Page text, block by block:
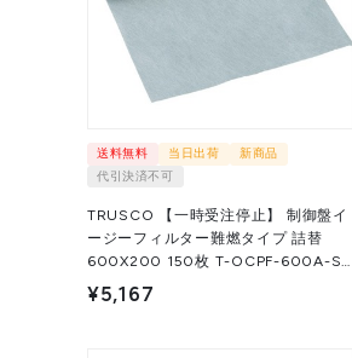
送料無料 当日出荷
新商品
代引決済不可
TRUSCO 【一時受注停止】 制御盤イ
ージーフィルター難燃タイプ 詰替
600X200 150枚 T-OCPF-600A-S 1
本 ▼710-5757
¥5,167